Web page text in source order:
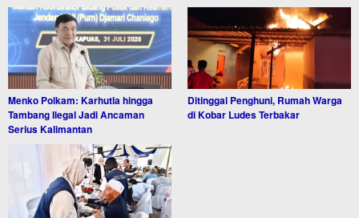
Menko Polkam: Karhutla hingga
Tambang Ilegal Jadi Ancaman
Serius Kalimantan
Ditinggal Penghuni, Rumah Warga
di Kobar Ludes Terbakar